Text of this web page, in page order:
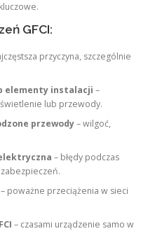
GFCI:
przyczyna, szczególnie
elementy instalacji –
lub przewody.
przewody– wilgoć,
– błędy podczas
– poważne przeciążenia w sieci
– czasami urządzenie samo w